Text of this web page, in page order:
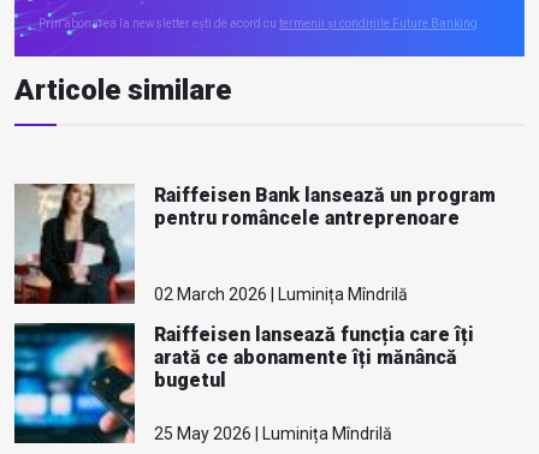
Prin abonarea la newsletter ești de acord cu termenii și condițiile Future Banking
Articole similare
Raiffeisen Bank lansează un program
pentru româncele antreprenoare
02 March 2026 | Luminița Mîndrilă
Raiffeisen lansează funcția care îți
arată ce abonamente îți mănâncă
bugetul
25 May 2026 | Luminița Mîndrilă